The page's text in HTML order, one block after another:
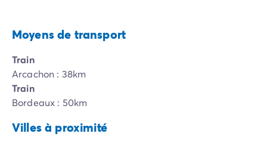
Moyens de transport
Train
Arcachon : 38km
Train
Bordeaux : 50km
Villes à proximité